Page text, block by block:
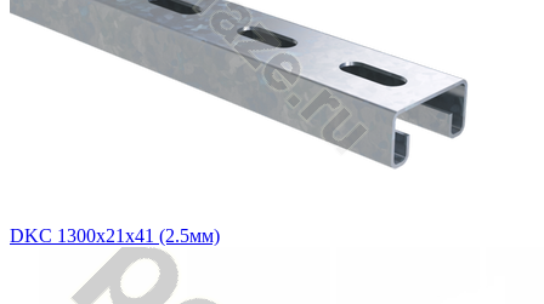
DKC 1300х21х41 (2.5мм)